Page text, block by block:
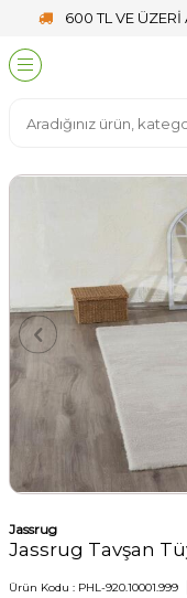
600 TL VE
Jassrug
Jassrug Tavşan
Ürün Kodu : PHL-920.10001.999